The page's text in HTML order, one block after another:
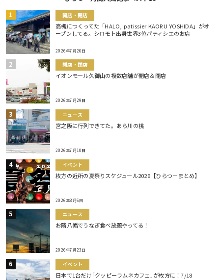
開店・閉店
高槻につくってた「HALO, patissier KAORU YOSHIDA」がオ
ープンしてる。シロモト出身世界3位パティシエのお店
2026年7月26日
開店・閉店
イオンモール久御山の複数店舗が開店＆閉店
2026年7月29日
ニュース
宮之阪に行列できてた。あら川の桃
2026年7月10日
イベント
枚方の近所の夏祭りスケジュール2026【ひらつーまとめ】
2026年8月6日
ニュース
お隣八幡でうなぎ食べ放題やってる！
2026年7月23日
イベント
日本で1台だけ｢クッピーラムネカフェ｣が枚方に！7/18